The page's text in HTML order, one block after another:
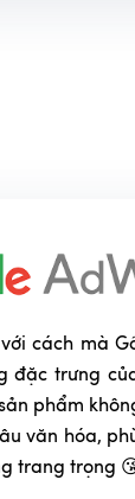
cách mà
đặc trưng
phẩm
văn hóa,
trang trọng